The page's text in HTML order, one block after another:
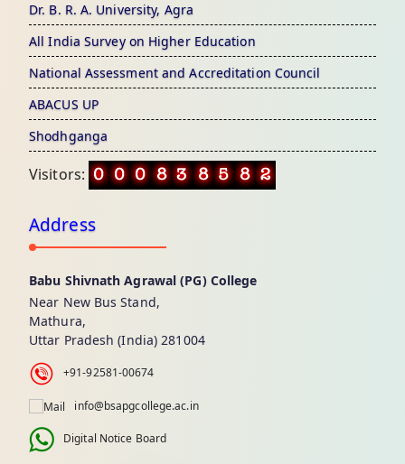
Dr. B. R. A. University, Agra
All India Survey on Higher Education
National Assessment and Accreditation Council
ABACUS UP
Shodhganga
Visitors:
Address
Babu Shivnath Agrawal (PG) College
Near New Bus Stand,
Mathura,
Uttar Pradesh (India) 281004
+91-92581-00674
info@bsapgcollege.ac.in
Digital Notice Board